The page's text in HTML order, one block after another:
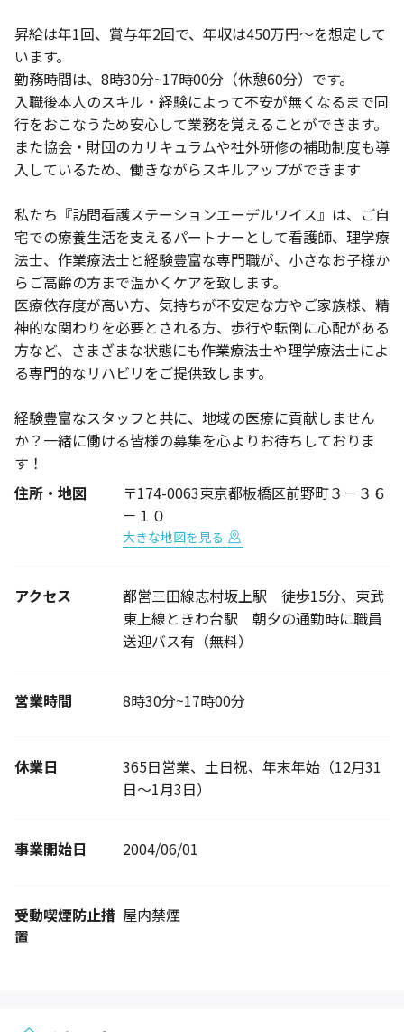
昇給は年1回、賞与年2回で、年収は450万円〜を想定して
います。
勤務時間は、8時30分~17時00分（休憩60分）です。
入職後本人のスキル・経験によって不安が無くなるまで同
行をおこなうため安心して業務を覚えることができます。
また協会・財団のカリキュラムや社外研修の補助制度も導
入しているため、働きながらスキルアップができます
私たち『訪問看護ステーションエーデルワイス』は、ご自
宅での療養生活を支えるパートナーとして看護師、理学療
法士、作業療法士と経験豊富な専門職が、小さなお子様か
らご高齢の方まで温かくケアを致します。
医療依存度が高い方、気持ちが不安定な方やご家族様、精
神的な関わりを必要とされる方、歩行や転倒に心配がある
方など、さまざまな状態にも作業療法士や理学療法士によ
る専門的なリハビリをご提供致します。
経験豊富なスタッフと共に、地域の医療に貢献しません
か？一緒に働ける皆様の募集を心よりお待ちしておりま
す！
住所・地図
〒174-0063東京都板橋区前野町３－３６
－１０
大きな地図を見る
アクセス
都営三田線志村坂上駅 徒歩15分、東武
東上線ときわ台駅 朝夕の通勤時に職員
送迎バス有（無料）
営業時間 8時30分~17時00分
休業日
365日営業、土日祝、年末年始（12月31
日～1月3日）
事業開始日 2004/06/01
受動喫煙防止措
置
屋内禁煙